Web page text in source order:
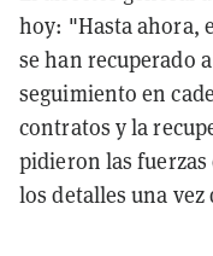
hoy: "Hasta ahora,
se han recuperado
seguimiento en
contratos y la
pidieron las
los detalles una vez